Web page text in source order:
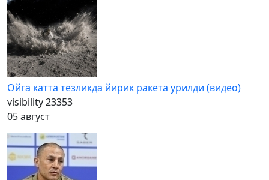
Ойга катта тезликда йирик ракета урилди (видео)
visibility23353
05 август